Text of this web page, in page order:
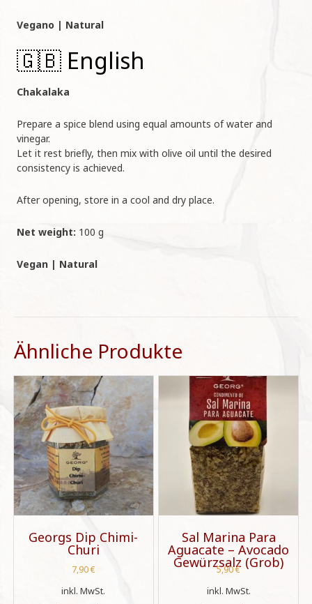
Vegano | Natural
🇬🇧 English
Chakalaka
Prepare a spice blend using equal amounts of water and
vinegar.
Let it rest briefly, then mix with olive oil until the desired
consistency is achieved.
After opening, store in a cool and dry place.
Net weight: 100 g
Vegan | Natural
Ähnliche Produkte
Georgs Dip Chimi-
Churi
7,90€
inkl. MwSt.
Sal Marina Para
Aguacate – Avocado
Gewürzsalz (Grob)
5,90€
inkl. MwSt.